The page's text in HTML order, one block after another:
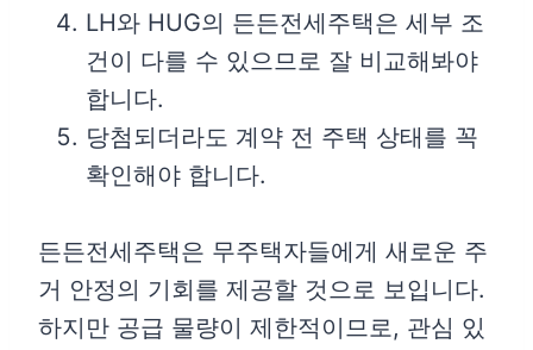
LH와 HUG의 든든전세주택은 세부 조
건이 다를 수 있으므로 잘 비교해봐야
합니다.
당첨되더라도 계약 전 주택 상태를 꼭
확인해야 합니다.
든든전세주택은 무주택자들에게 새로운 주
거 안정의 기회를 제공할 것으로 보입니다.
하지만 공급 물량이 제한적이므로, 관심 있